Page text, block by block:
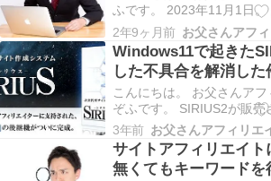
ふです。 2023年11月1日
を見ていると、 「ステマ規
るようになりました。 「何
て、思いながら、別に関係
ていたんですが・・・ 気
2年9ヶ月前
Windows11で起きた
した不具合を解消した
こんにちは。 お父さんア
ぞふです。 SIRIUS2が販
ました。 すでにSIRIUS2を
ている方も多くいると思
・・・ただ、中には、 未
SIRIUSを使っているとい
3年前
サイトアフィリエイ
無くてもキーワードを